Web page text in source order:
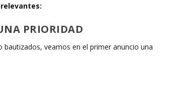
PRIORIDAD
veamos en el primer anuncio una